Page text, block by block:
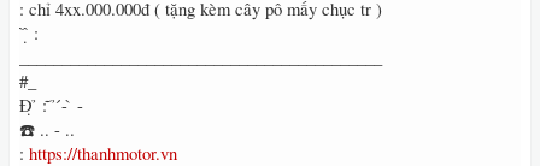
: chỉ 4xx.000.000đ ( tặng kèm cây pô mấy chục tr )
̂́ ̂ ̣̂ :
#_
Đ̣ ̉ : ̃ ̉ ́- ̀ -
☎️ .. - ..
: https://thanhmotor.vn